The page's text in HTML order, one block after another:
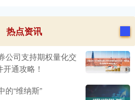
热点资讯
公司支持期权量化交
通攻略！
的“维纳斯”